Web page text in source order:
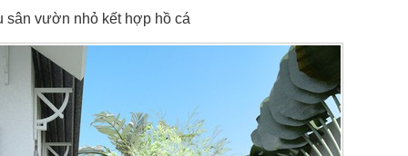
sân vườn nhỏ kết hợp hồ cá